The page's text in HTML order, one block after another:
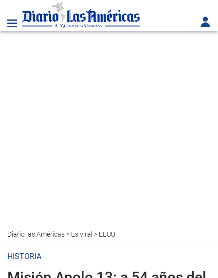
Diario las Américas> Es viral > EEUU
HISTORIA